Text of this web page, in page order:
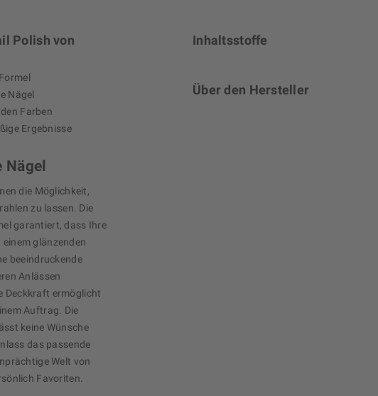
Polish von
Nägel
Farben
Ergebnisse
die Möglichkeit,
zu lassen. Die
garantiert, dass Ihre
glänzenden
beeindruckende
Anlässen
Deckkraft ermöglicht
Auftrag. Die
keine Wünsche
das passende
Welt von
Favoriten.
Inhaltsstoffe
Über den Hersteller